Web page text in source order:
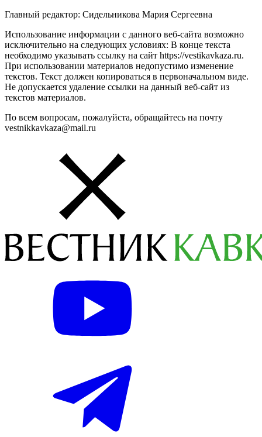
Главный редактор: Сидельникова Мария Сергеевна
Использование информации с данного веб-сайта возможно
исключительно на следующих условиях: В конце текста
необходимо указывать ссылку на сайт https://vestikavkaza.ru.
При использовании материалов недопустимо изменение
текстов. Текст должен копироваться в первоначальном виде.
Не допускается удаление ссылки на данный веб-сайт из
текстов материалов.
По всем вопросам, пожалуйста, обращайтесь на почту
vestnikkavkaza@mail.ru